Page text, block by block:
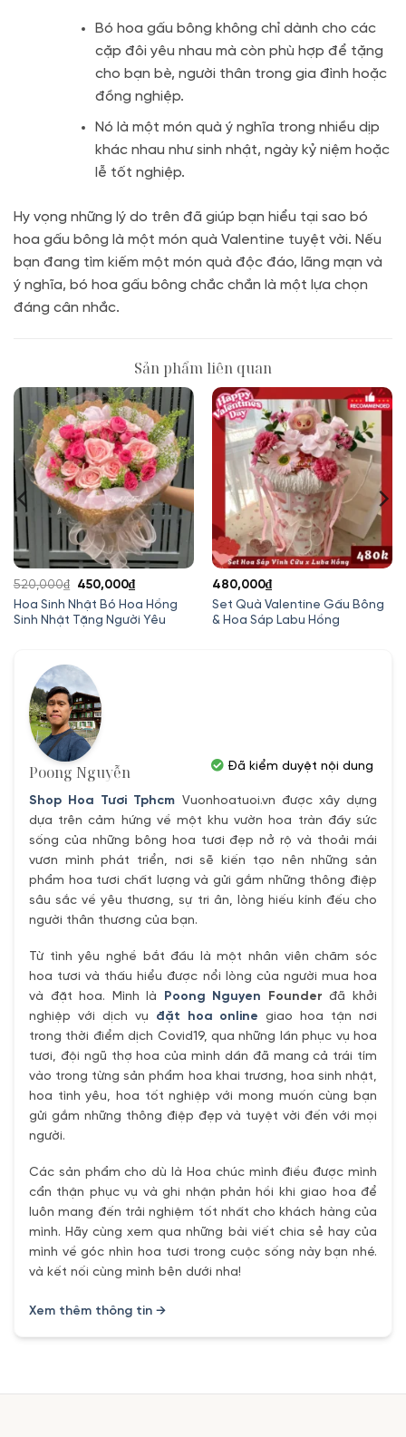
Bó hoa gấu bông không chỉ dành cho các
cặp đôi yêu nhau mà còn phù hợp để tặng
cho bạn bè, người thân trong gia đình hoặc
đồng nghiệp.
Nó là một món quà ý nghĩa trong nhiều dịp
khác nhau như sinh nhật, ngày kỷ niệm hoặc
lễ tốt nghiệp.
Hy vọng những lý do trên đã giúp bạn hiểu tại sao bó
hoa gấu bông là một món quà Valentine tuyệt vời. Nếu
bạn đang tìm kiếm một món quà độc đáo, lãng mạn và
ý nghĩa, bó hoa gấu bông chắc chắn là một lựa chọn
đáng cân nhắc.
Sản phẩm liên quan
Hoa Sinh Nhật Bó Hoa Hồng
Sinh Nhật Tặng Người Yêu
520,000₫
Giá
gốc
là:
450,000₫Giá
hiện
tại
Set Quà Valentine Gấu Bông
& Hoa Sáp Labu Hồng
480,000₫
Poong Nguyễn
Shop Hoa Tươi Tphcm Vuonhoatuoi.vn được xây dựng
dựa trên cảm hứng về một khu vườn hoa tràn đầy sức
sống của những bông hoa tươi đẹp nở rộ và thoải mái
vươn mình phát triển, nơi sẽ kiến tạo nên những sản
phẩm hoa tươi chất lượng và gửi gắm những thông điệp
sâu sắc về yêu thương, sự tri ân, lòng hiếu kính đếu cho
người thân thương của bạn.
Từ tình yêu nghề bắt đầu là một nhân viên chăm sóc
hoa tươi và thấu hiểu được nổi lòng của người mua hoa
và đặt hoa. Mình là Poong Nguyen Founder đã khởi
nghiệp với dịch vụ đặt hoa online giao hoa tận nơi
trong thời điểm dịch Covid19, qua những lần phục vụ hoa
tươi, đội ngũ thợ hoa của mình dần đã mang cả trái tím
vào trong từng sản phẩm hoa khai trương, hoa sinh nhật,
hoa tình yêu, hoa tốt nghiệp với mong muốn cùng bạn
gửi gắm những thông điệp đẹp và tuyệt vời đến với mọi
người.
Các sản phẩm cho dù là Hoa chúc mình điều được mình
cẩn thận phục vụ và ghi nhận phản hồi khi giao hoa để
luôn mang đến trải nghiệm tốt nhất cho khách hàng của
mình. Hãy cùng xem qua những bài viết chia sẻ hay của
mình về góc nhìn hoa tươi trong cuộc sống này bạn nhé.
và kết nối cùng mình bên dưới nha!
Xem thêm thông tin →
Đã kiểm duyệt nội dung